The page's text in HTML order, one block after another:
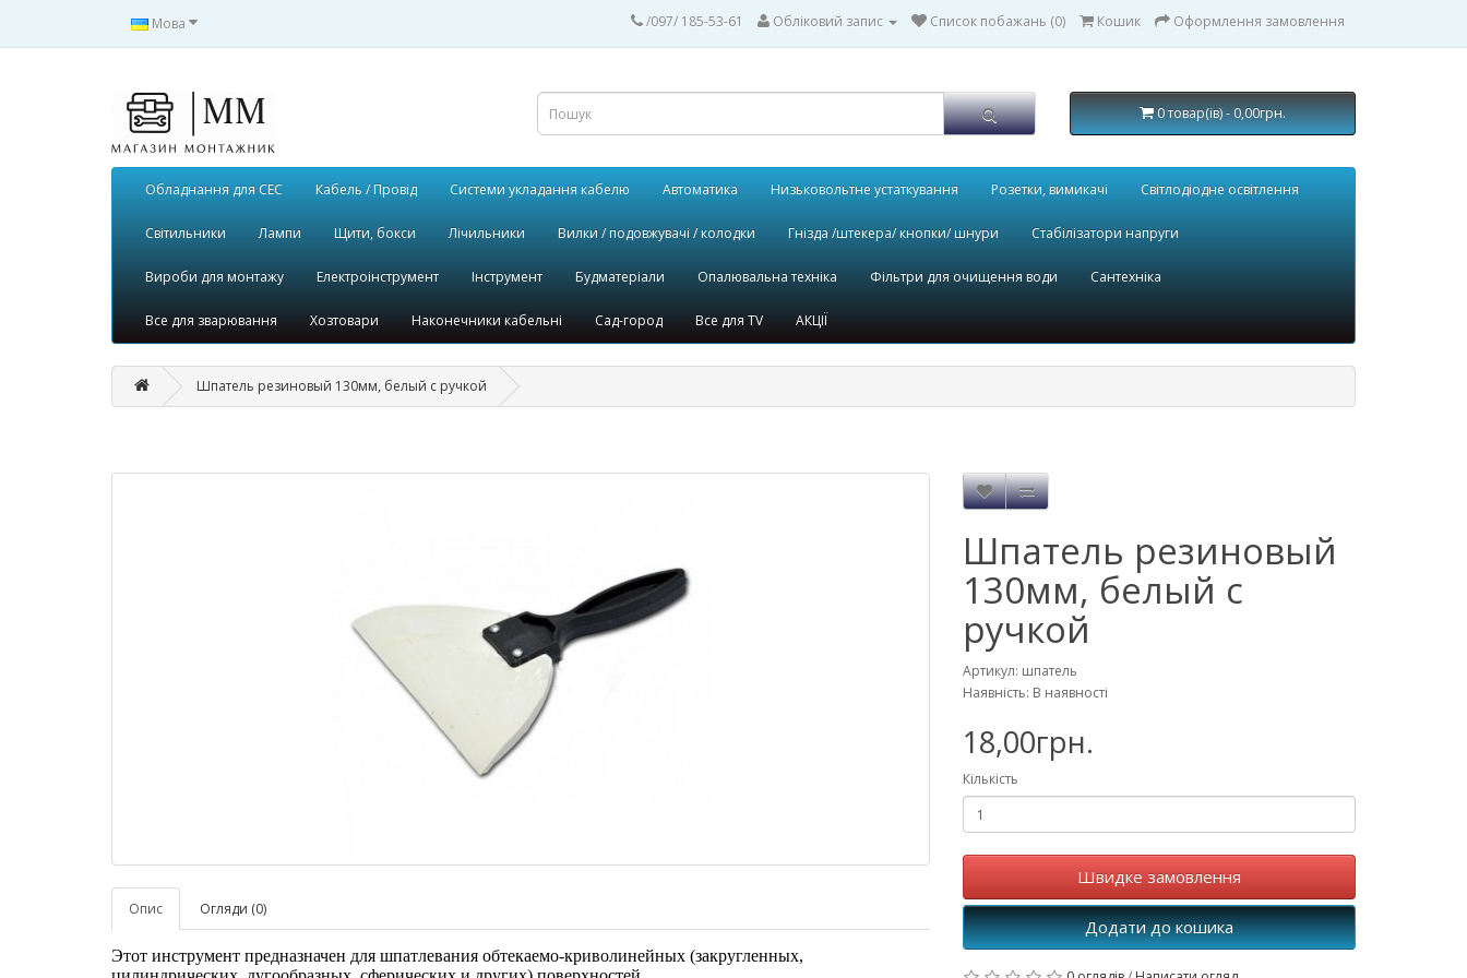
Мова /097/ 185-53-61 Обліковий запис Список побажань (0) Кошик Оформлення замовлення
0 товар(ів) - 0,00грн.
Обладнання для СЕС Кабель / Провід Системи укладання кабелю Автоматика Низьковольтне устаткування Розетки, вимикачі Світлодіодне освітлення
Світильники Лампи Щити, бокси Лічильники Вилки / подовжувачі / колодки Гнізда /штекера/ кнопки/ шнури Стабілізатори напруги
Вироби для монтажу Електроінструмент Інструмент Будматеріали Опалювальна техніка Фільтри для очищення води Сантехніка
Все для зварювання Хозтовари Наконечники кабельні Сад-город Все для TV АКЦІЇ
Шпатель резиновый 130мм, белый с ручкой
Опис Огляди (0)
Этот инструмент предназначен для шпатлевания обтекаемо-криволинейных (закругленных,
Шпатель резиновый
130мм, белый с
ручкой
Артикул: шпатель
Наявність: В наявності
18,00грн.
Кількість
Швидке замовлення
Додати до кошика